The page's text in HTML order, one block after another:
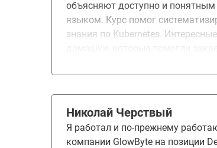
объясняют доступно и понятным
языком. Курс помог
знания по Kubernetes. Интересные
мониторинг, Service mesh, Istio,
темы которые очень пригодились
работе. Рекомендую курс для
прохождения.
Николай Черствый
Я работал и по-прежнему
компании GlowByte на позиции